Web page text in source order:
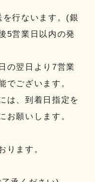
行ないます。(銀
5営業日以内の発
の翌日より7営業
でございます。
は、到着日指定を
お願いします。
ります。